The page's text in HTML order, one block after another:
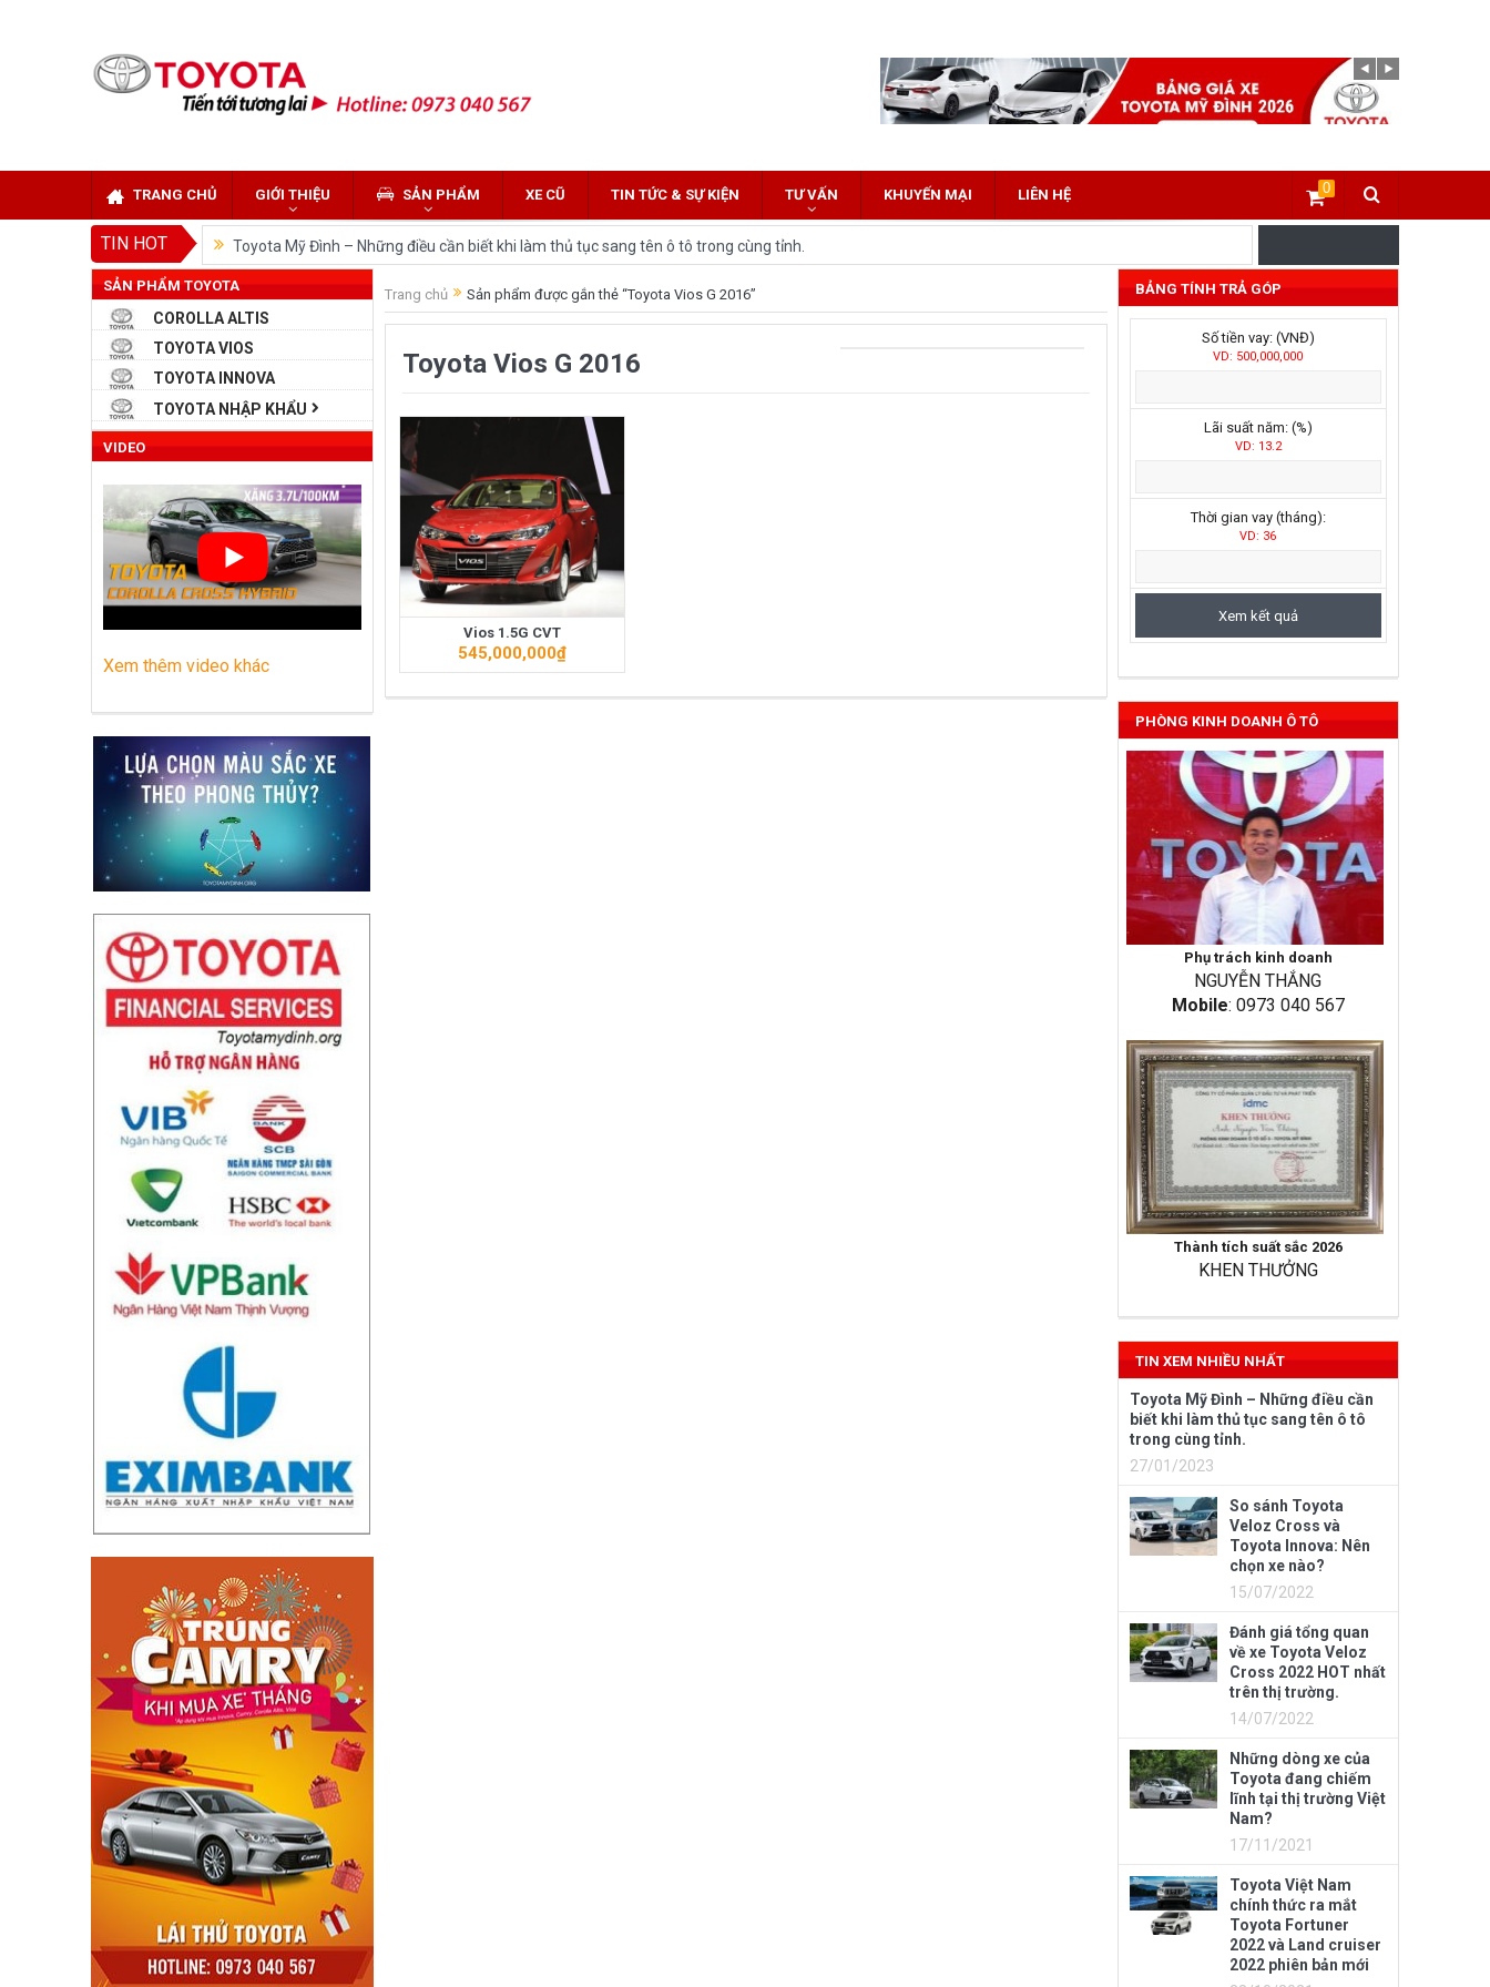
TRANG CHỦ GIỚI THIỆU SẢN PHẨM XE CŨ TIN TỨC & SỰ KIỆN TƯ VẤN KHUYẾN MẠI LIÊN HỆ 0
TIN HOT Toyota Mỹ Đình – Những điều cần biết khi làm thủ tục sang tên ô tô trong cùng tỉnh.
So sánh Toyota Veloz Cross và Toyota Innova: Nên chọn xe nào?
Đánh giá tổng quan về xe Toyota Veloz Cross 2022 HOT nhất trên thị trường.
Những dòng xe của Toyota đang chiếm lĩnh tại thị trường Việt Nam?
Toyota Việt Nam chính thức ra mắt Toyota Fortuner 2022 và Land cruiser 2022 phiên bản mới
Toyota Raize phân khúc SUV cỡ nhỏ mới hứa hẹn nhiều đột phá
“Bật mí” những thay đổi của Toyota Land Cruiser 2021 vừa được ra mắt tại Việt Nam
Những dòng xe Toyota đang phổ biến nhất trên thị trường Việt Nam hiện nay.
Lựa chọn Toyota Corolla Cross hay Mazda CX-5 trong phân khúc C – SUV?
Trang chủ Sản phẩm được gắn thẻ “Toyota Vios G 2016”
Toyota Vios G 2016
Vios 1.5G CVT
545,000,000₫
SẢN PHẨM TOYOTA
COROLLA ALTIS
TOYOTA VIOS
TOYOTA INNOVA
TOYOTA NHẬP KHẨU
VIDEO
Xem thêm video khác
BẢNG TÍNH TRẢ GÓP
Số tiền vay: (VNĐ)
VD: 500,000,000
Lãi suất năm: (%)
VD: 13.2
Thời gian vay (tháng):
VD: 36
PHÒNG KINH DOANH Ô TÔ
Phụ trách kinh doanh
NGUYỄN THẮNG
Mobile: 0973 040 567
Thành tích suất sắc 2026
KHEN THƯỞNG
TIN XEM NHIỀU NHẤT
Toyota Mỹ Đình – Những điều cần
biết khi làm thủ tục sang tên ô tô
trong cùng tỉnh.
27/01/2023
So sánh Toyota
Veloz Cross và
Toyota Innova: Nên
chọn xe nào?
15/07/2022
Đánh giá tổng quan
về xe Toyota Veloz
Cross 2022 HOT nhất
trên thị trường.
14/07/2022
Những dòng xe của
Toyota đang chiếm
lĩnh tại thị trường Việt
Nam?
17/11/2021
Toyota Việt Nam
chính thức ra mắt
Toyota Fortuner
2022 và Land cruiser
2022 phiên bản mới